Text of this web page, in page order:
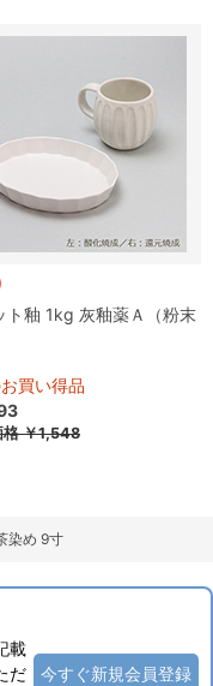
ト釉 1kg 灰釉薬Ａ（粉末
買い得品
格￥1,548
染め 9寸
載
だ
今すぐ新規会員登録